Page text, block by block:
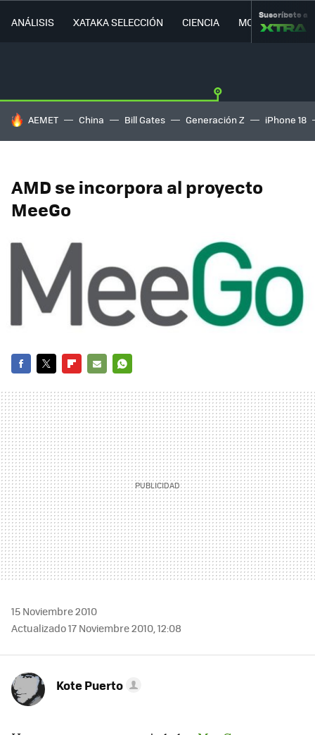
ANÁLISIS XATAKA SELECCIÓN CIENCIA MOVILIDAD
Suscríbete a
HOY SE HABLA DE
AEMET China Bill Gates Generación Z iPhone 18
AMD se incorpora al proyecto
MeeGo
MAIL
15 Noviembre 2010
Actualizado 17 Noviembre 2010, 12:08
Kote Puerto